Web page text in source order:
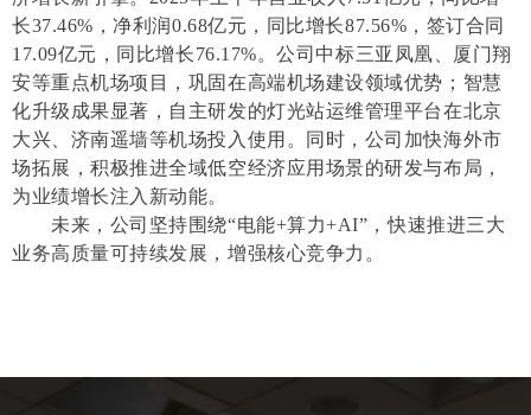
长37.46%，净利润0.68亿元，同比增长87.56%，签订合同
17.09亿元，同比增长76.17%。公司中标三亚凤凰、厦门翔
安等重点机场项目，巩固在高端机场建设领域优势；智慧
化升级成果显著，自主研发的灯光站运维管理平台在北京
大兴、济南遥墙等机场投入使用。同时，公司加快海外市
场拓展，积极推进全域低空经济应用场景的研发与布局，
为业绩增长注入新动能。
未来，公司坚持围绕“电能+算力+AI”，快速推进三大
业务高质量可持续发展，增强核心竞争力。